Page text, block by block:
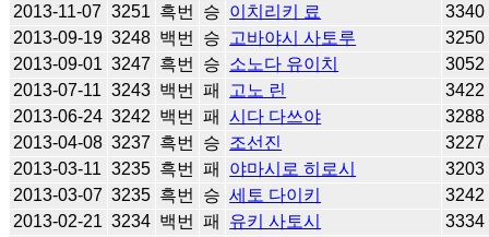
2013-11-07 3251 흑번 승 이치리키 료
3340
2013-09-19 3248 백번 승 고바야시 사토루
3250
2013-09-01 3247 흑번 승 소노다 유이치
3052
2013-07-11 3243 백번 패 고노 린
3422
2013-06-24 3242 백번 패 시다 다쓰야
3288
2013-04-08 3237 흑번 승 조선진
3227
2013-03-11 3235 흑번 패 야마시로 히로시
3203
2013-03-07 3235 흑번 승 세토 다이키
3242
2013-02-21 3234 백번 패 유키 사토시
3334